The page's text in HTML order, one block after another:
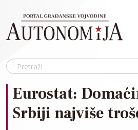
Eurostat:
Srbiji najviše